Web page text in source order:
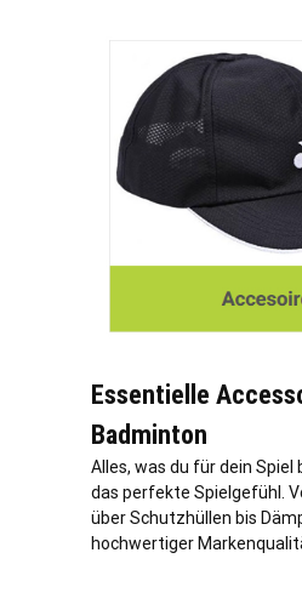
Essentielle
Badminton
Alles, was du für dein
das perfekte Spielgefühl.
über Schutzhüllen bis
hochwertiger